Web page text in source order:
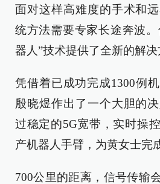
面对这样高难度的手术和
统方法需要专家长途奔波
器人”技术提供了全新的解决
凭借着已成功完成1300例
殷晓煜作出了一个大胆的
过稳定的5G宽带，实时操
产机器人手臂，为黄女士完
700公里的距离，信号传输